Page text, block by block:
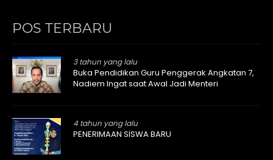
POS TERBARU
3 tahun yang lalu
Buka Pendidikan Guru Penggerak Angkatan 7,
Nadiem Ingat saat Awal Jadi Menteri
4 tahun yang lalu
PENERIMAAN SISWA BARU